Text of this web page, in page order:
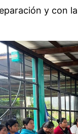
y con